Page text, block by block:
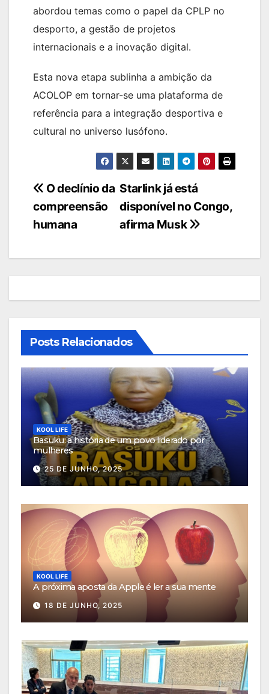
abordou temas como o papel da CPLP no
desporto, a gestão de projetos
internacionais e a inovação digital.
Esta nova etapa sublinha a ambição da
ACOLOP em tornar-se uma plataforma de
referência para a integração desportiva e
cultural no universo lusófono.
Navegação
de
artigos
Starlink já está
disponível no Congo,
afirma Musk
O declínio da
compreensão
humana
Posts Relacionados
KOOL LIFE
Basuku: a história de um povo liderado por
mulheres
25 DE JUNHO, 2025
KOOL LIFE
A próxima aposta da Apple é ler a sua mente
18 DE JUNHO, 2025